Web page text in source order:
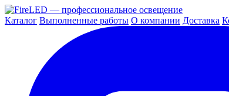
Каталог Выполненные работы О компании Доставка